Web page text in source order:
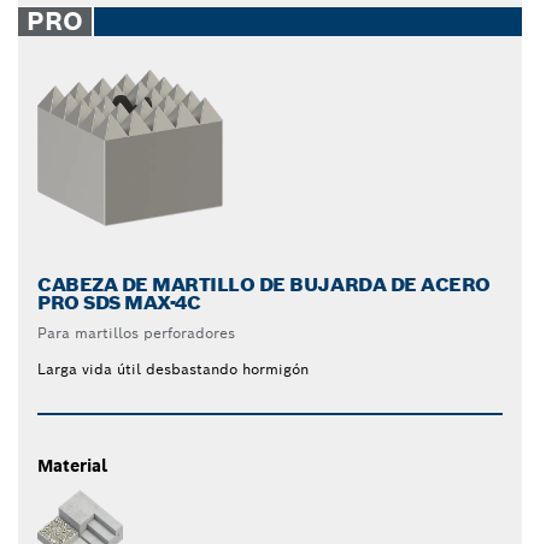
PRO
CABEZA DE MARTILLO DE BUJARDA DE ACERO
PRO SDS MAX-4C
Para martillos perforadores
Larga vida útil desbastando hormigón
Material